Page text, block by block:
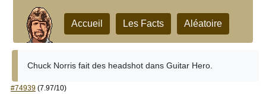
Accueil Les Facts Aléatoire
Chuck Norris fait des headshot dans Guitar Hero.
#74939 (7.97/10)